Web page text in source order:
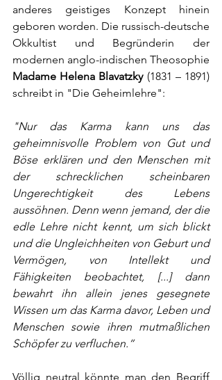
anderes geistiges Konzept hinein
geboren worden. Die russisch-deutsche
Okkultist und Begründerin der
Madame Helena Blavatzky (1831 – 1891)
schreibt in "Die Geheimlehre":
"Nur das Karma kann uns das
geheimnisvolle Problem von Gut und
Böse erklären und den Menschen mit
der schrecklichen scheinbaren
Ungerechtigkeit des Lebens
aussöhnen. Denn wenn jemand, der die
edle Lehre nicht kennt, um sich blickt
und die Ungleichheiten von Geburt und
Vermögen, von Intellekt und
Fähigkeiten beobachtet, [...] dann
bewahrt ihn allein jenes gesegnete
Wissen um das Karma davor, Leben und
Menschen sowie ihren mutmaßlichen
Schöpfer zu verfluchen.“
Völlig neutral könnte man den Begriff